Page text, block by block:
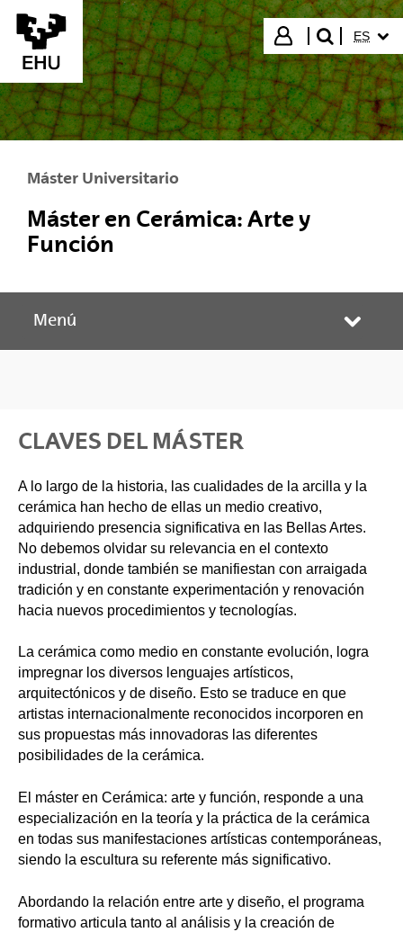
Saltar al contenido principal
Iniciar sesión
buscar"
ES
Máster Universitario
Máster en Cerámica: Arte y
Función
Menú
CLAVES DEL MÁSTER
A lo largo de la historia, las cualidades de la arcilla y la
cerámica han hecho de ellas un medio creativo,
adquiriendo presencia significativa en las Bellas Artes.
No debemos olvidar su relevancia en el contexto
industrial, donde también se manifiestan con arraigada
tradición y en constante experimentación y renovación
hacia nuevos procedimientos y tecnologías.
La cerámica como medio en constante evolución, logra
impregnar los diversos lenguajes artísticos,
arquitectónicos y de diseño. Esto se traduce en que
artistas internacionalmente reconocidos incorporen en
sus propuestas más innovadoras las diferentes
posibilidades de la cerámica.
El máster en Cerámica: arte y función, responde a una
especialización en la teoría y la práctica de la cerámica
en todas sus manifestaciones artísticas contemporáneas,
siendo la escultura su referente más significativo.
Abordando la relación entre arte y diseño, el programa
formativo articula tanto al análisis y la creación de